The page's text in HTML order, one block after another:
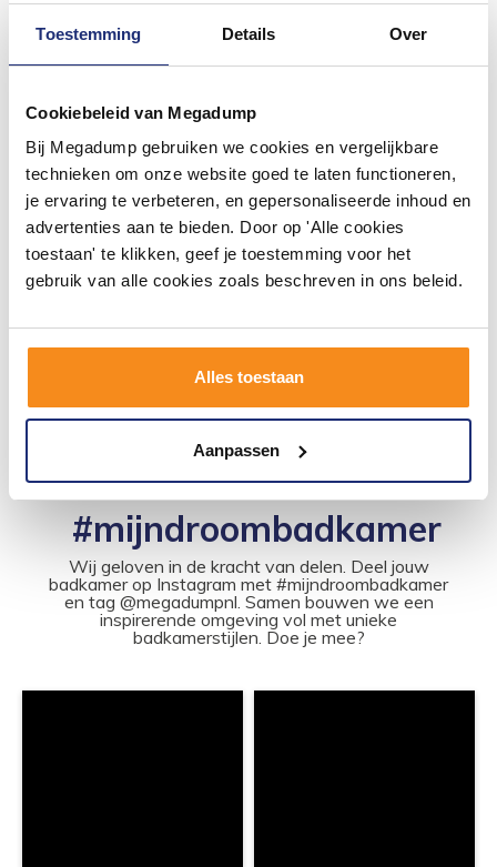
Toestemming Details Over
Cookiebeleid van Megadump
Bij Megadump gebruiken we cookies en vergelijkbare
technieken om onze website goed te laten functioneren,
je ervaring te verbeteren, en gepersonaliseerde inhoud en
advertenties aan te bieden. Door op 'Alle cookies
toestaan' te klikken, geef je toestemming voor het
gebruik van alle cookies zoals beschreven in ons beleid.
Alles toestaan
Aanpassen
Vloertegel Zwart Mat
60X60Cm (prijs per m2)
Voor 14:00 besteld,
binnen 2 (werk)dagen
geleverd
54,39
44,95
Meer info
Zitbad Marinella
103X65X52 Cm
Vóór 14:00 besteld,
volgende werkdag in huis
89,00
Meer info
1 2 3 4 5 2450
#mijndroombadkamer
Wij geloven in de kracht van delen. Deel jouw
badkamer op Instagram met #mijndroombadkamer
en tag @megadumpnl. Samen bouwen we een
inspirerende omgeving vol met unieke
badkamerstijlen. Doe je mee?